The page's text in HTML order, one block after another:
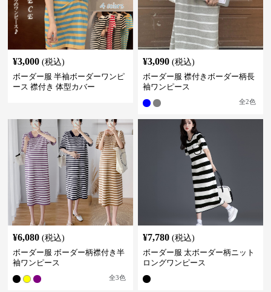
¥3,000 (税込)
ボーダー服 半袖ボーダーワンピ
ース 襟付き 体型カバー
¥3,090 (税込)
ボーダー服 襟付きボーダー柄長
袖ワンピース
全2色
¥6,080 (税込)
ボーダー服 ボーダー柄襟付き半
袖ワンピース
全3色
¥7,780 (税込)
ボーダー服 太ボーダー柄ニット
ロングワンピース